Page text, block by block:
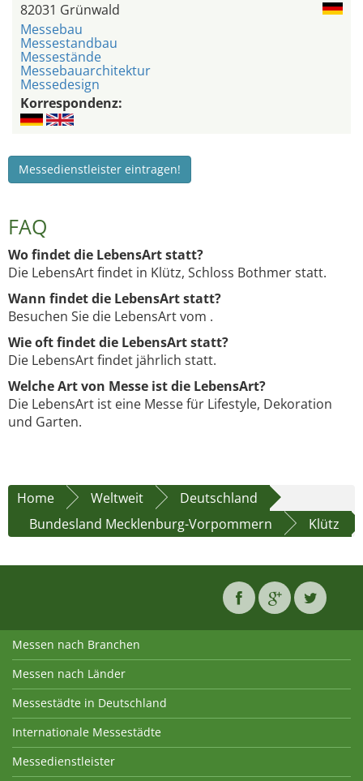
82031 Grünwald
Messebau
Messestandbau
Messestände
Messebauarchitektur
Messedesign
Korrespondenz:
Messedienstleister eintragen!
FAQ
Wo findet die LebensArt statt?
Die LebensArt findet in Klütz, Schloss Bothmer statt.
Wann findet die LebensArt statt?
Besuchen Sie die LebensArt vom .
Wie oft findet die LebensArt statt?
Die LebensArt findet jährlich statt.
Welche Art von Messe ist die LebensArt?
Die LebensArt ist eine Messe für Lifestyle, Dekoration
und Garten.
Home Weltweit
Deutschland
Bundesland Mecklenburg-Vorpommern
Klütz
Messen nach Branchen
Messen nach Länder
Messestädte in Deutschland
Internationale Messestädte
Messedienstleister